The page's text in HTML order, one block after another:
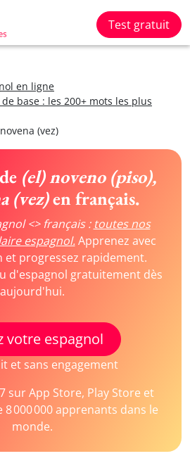
Test gratuit
en ligne
base : les 200+ mots les plus
(vez)
(el) noveno (piso),
(vez)en français.
<> français : toutes nos
espagnol.Apprenez avec
et progressez rapidement.
d'espagnol gratuitement dès
aujourd'hui.
votre espagnol
et sans engagement
sur App Store, Play Store et
000 000 apprenants dans le
monde.